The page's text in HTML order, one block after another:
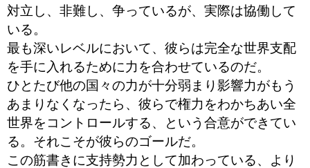
対立し、非難し、争っているが、実際は協働して
いる。
最も深いレベルにおいて、彼らは完全な世界支配
を手に入れるために力を合わせているのだ。
ひとたび他の国々の力が十分弱まり影響力がもう
あまりなくなったら、彼らで権力をわかちあい全
世界をコントロールする、という合意ができてい
る。それこそが彼らのゴールだ。
この筋書きに支持勢力として加わっている、より